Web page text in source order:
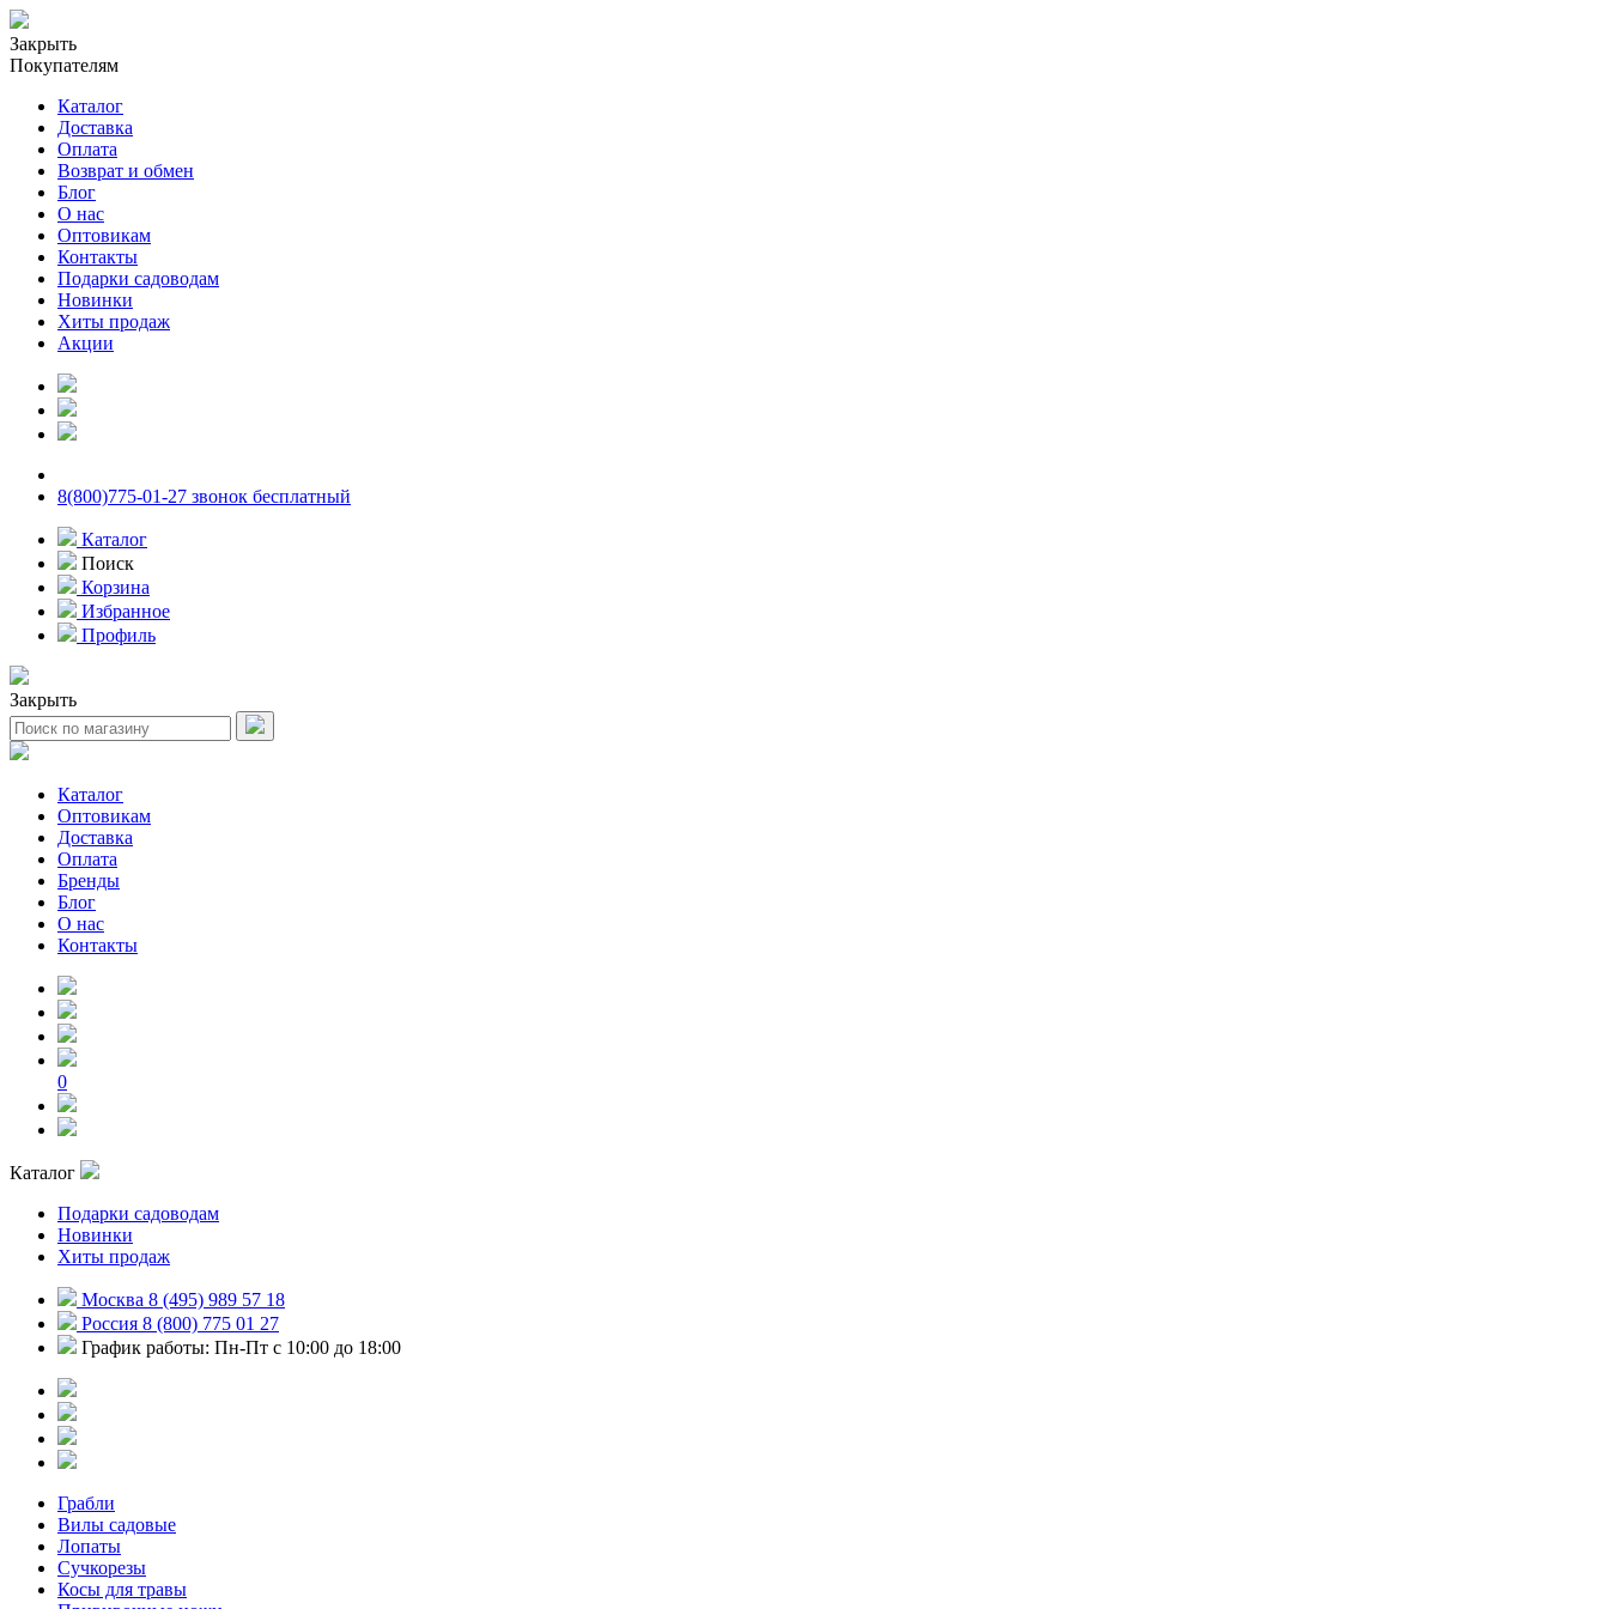
Закрыть
Покупателям
Каталог
Доставка
Оплата
Возврат и обмен
Блог
О нас
Оптовикам
Контакты
Подарки садоводам
Новинки
Хиты продаж
Акции
8(800)775-01-27 звонок бесплатный
Каталог
Поиск
Корзина
Избранное
Профиль
Закрыть
Каталог
Оптовикам
Доставка
Оплата
Бренды
Блог
О нас
Контакты
0
Каталог
Подарки садоводам
Новинки
Хиты продаж
Москва 8 (495) 989 57 18
Россия 8 (800) 775 01 27
График работы: Пн-Пт с 10:00 до 18:00
Грабли
Вилы садовые
Лопаты
Сучкорезы
Косы для травы